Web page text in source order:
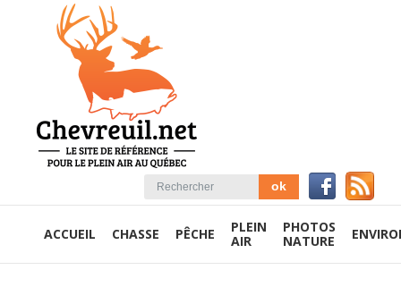
ACCUEIL CHASSE PÊCHE
PLEIN
AIR
PHOTOS
NATURE